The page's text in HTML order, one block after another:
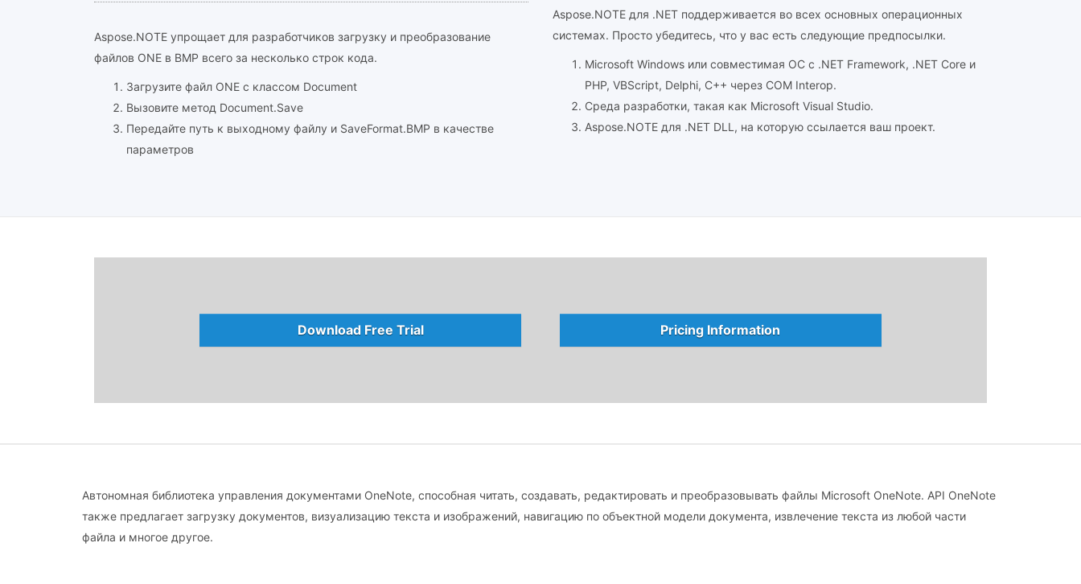
Aspose.NOTE упрощает для разработчиков загрузку и преобразование
файлов ONE в BMP всего за несколько строк кода.
Загрузите файл ONE с классом Document
Вызовите метод Document.Save
Передайте путь к выходному файлу и SaveFormat.BMP в качестве
параметров
Aspose.NOTE для .NET поддерживается во всех основных операционных
системах. Просто убедитесь, что у вас есть следующие предпосылки.
Microsoft Windows или совместимая ОС с .NET Framework, .NET Core и
PHP, VBScript, Delphi, C++ через COM Interop.
Среда разработки, такая как Microsoft Visual Studio.
Aspose.NOTE для .NET DLL, на которую ссылается ваш проект.
Download Free Trial Pricing Information
Автономная библиотека управления документами OneNote, способная читать, создавать, редактировать и преобразовывать файлы Microsoft OneNote. API OneNote
также предлагает загрузку документов, визуализацию текста и изображений, навигацию по объектной модели документа, извлечение текста из любой части
файла и многое другое.